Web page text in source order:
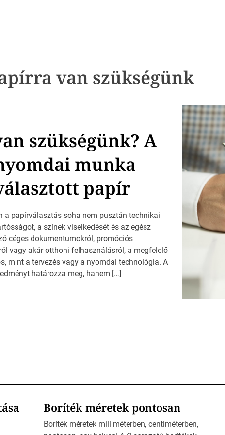
van szükségünk
szükségünk? A
munka
papír
papírválasztás soha nem pusztán technikai
a színek viselkedését és az egész
céges dokumentumokról, promóciós
vagy akár otthoni felhasználásról, a megfelelő
mint a tervezés vagy a nyomdai technológia. A
határozza meg, hanem […]
Boríték méretek pontosan
Boríték méretek milliméterben, centiméterben,